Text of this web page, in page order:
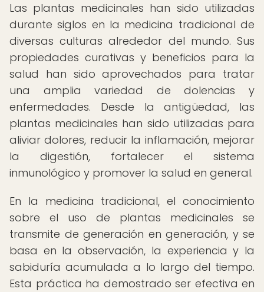
Las plantas medicinales han sido utilizadas
durante siglos en la medicina tradicional de
diversas culturas alrededor del mundo. Sus
propiedades curativas y beneficios para la
salud han sido aprovechados para tratar
una amplia variedad de dolencias y
enfermedades. Desde la antigüedad, las
plantas medicinales han sido utilizadas para
aliviar dolores, reducir la inflamación, mejorar
la digestión, fortalecer el sistema
inmunológico y promover la salud en general.
En la medicina tradicional, el conocimiento
sobre el uso de plantas medicinales se
transmite de generación en generación, y se
basa en la observación, la experiencia y la
sabiduría acumulada a lo largo del tiempo.
Esta práctica ha demostrado ser efectiva en